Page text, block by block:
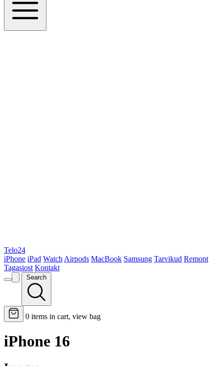
Telo24
iPhone iPad Watch Airpods MacBook Samsung Tarvikud Remont
Tagasiost Kontakt
Search
0 items in cart, view bag
iPhone 16